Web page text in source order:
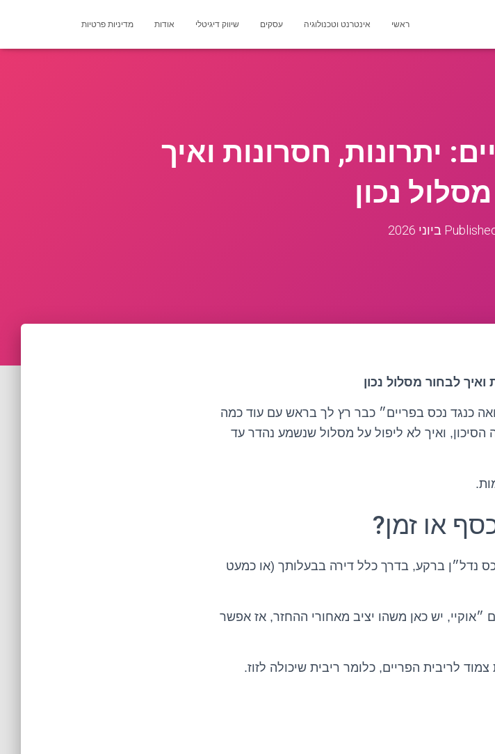
ראשי אינטרנט וטכנולוגיה עסקים שיווק דיגיטלי אודות מדיניות פרטיות
יתרונות, חסרונות ואיך
נכון
ואיך לבחור מסלול נכון
כנגד נכס בפריים״ כבר רץ לך בראש עם עוד כמה
ואיך לא ליפול על מסלול שנשמע נהדר עד
או זמן?
נדל״ן ברקע, בדרך כלל דירה בבעלותך (או כמעט
״אוקיי, יש כאן משהו יציב מאחורי ההחזר, אז אפשר
לריבית הפריים, כלומר ריבית שיכולה לזוז.